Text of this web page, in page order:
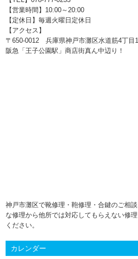
【営業時間】10:00～20:00
【定休日】毎週火曜日定休日
【アクセス】
〒650-0012 兵庫県神戸市灘区水道筋4丁目
阪急「王子公園駅」商店街真ん中辺り！
神戸市灘区で靴修理・鞄修理・合鍵のご相
な修理から他所では対応してもらえない修
ください。
カレンダー